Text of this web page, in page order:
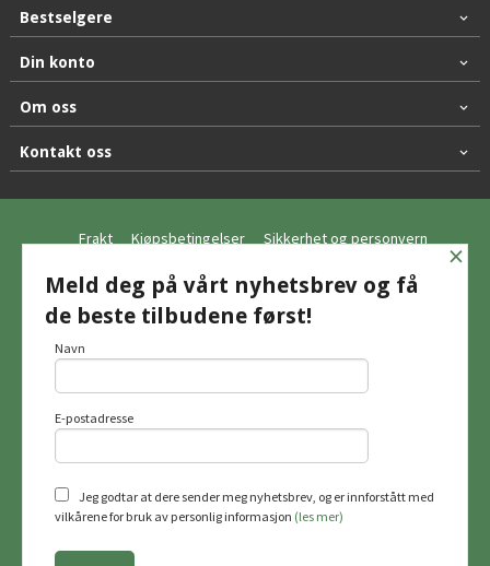
Bestselgere
Din konto
Om oss
Kontakt oss
Frakt Kjøpsbetingelser Sikkerhet og personvern
Nyhetsbrev
© Hagemo Jakt og Friluft AS
Vår nettbutikk bruker cookies slik at du
hovedsaklig til å lagre
innloggingsdetaljer og huske hva du
bruke siden som normalt om du godtar
×
Meld deg på vårt nyhetsbrev og få
de beste tilbudene først!
Navn
E-postadresse
Jeg godtar at dere sender meg nyhetsbrev, og er innforstått med
vilkårene for bruk av personlig informasjon (les mer)